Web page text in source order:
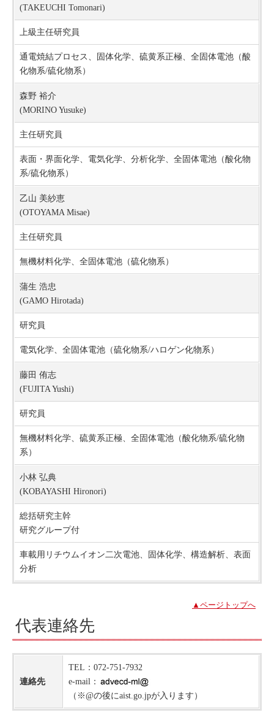
(TAKEUCHI Tomonari)
上級主任研究員
通電焼結プロセス、固体化学、硫黄系正極、全固体電池（酸
化物系/硫化物系）
森野 裕介
(MORINO Yusuke)
主任研究員
表面・界面化学、電気化学、分析化学、全固体電池（酸化物
系/硫化物系）
乙山 美紗恵
(OTOYAMA Misae)
主任研究員
無機材料化学、全固体電池（硫化物系）
蒲生 浩忠
(GAMO Hirotada)
研究員
電気化学、全固体電池（硫化物系/ハロゲン化物系）
藤田 侑志
(FUJITA Yushi)
研究員
無機材料化学、硫黄系正極、全固体電池（酸化物系/硫化物
系）
小林 弘典
(KOBAYASHI Hironori)
総括研究主幹
研究グループ付
車載用リチウムイオン二次電池、固体化学、構造解析、表面
分析
▲ページトップへ
代表連絡先
連絡先
TEL：072-751-7932
e-mail：
（※@の後にaist.go.jpが入ります）